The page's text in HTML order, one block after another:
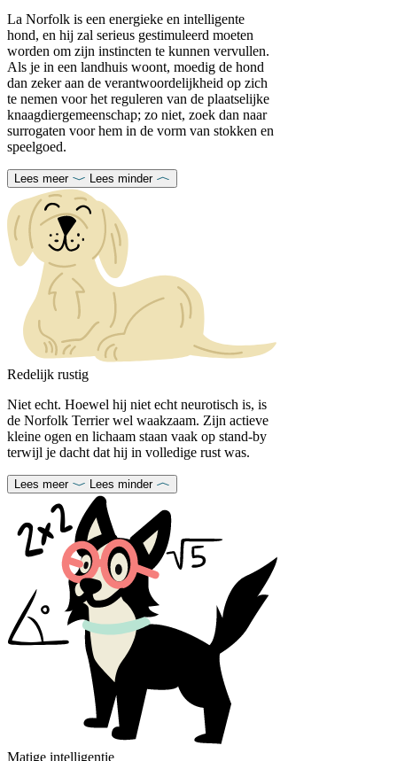
La Norfolk is een energieke en intelligente
hond, en hij zal serieus gestimuleerd moeten
worden om zijn instincten te kunnen vervullen.
Als je in een landhuis woont, moedig de hond
dan zeker aan de verantwoordelijkheid op zich
te nemen voor het reguleren van de plaatselijke
knaagdiergemeenschap; zo niet, zoek dan naar
surrogaten voor hem in de vorm van stokken en
speelgoed.
Lees meer Lees minder
Redelijk rustig
Niet echt. Hoewel hij niet echt neurotisch is, is
de Norfolk Terrier wel waakzaam. Zijn actieve
kleine ogen en lichaam staan vaak op stand-by
terwijl je dacht dat hij in volledige rust was.
Lees meer Lees minder
Matige intelligentie